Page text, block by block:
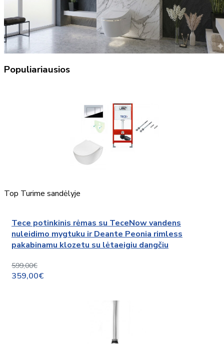
Populiariausios
Top Turime sandėlyje
Tece potinkinis rėmas su TeceNow vandens
nuleidimo mygtuku ir Deante Peonia rimless
pakabinamu klozetu su lėtaeigiu dangčiu
599,00€
359,00€